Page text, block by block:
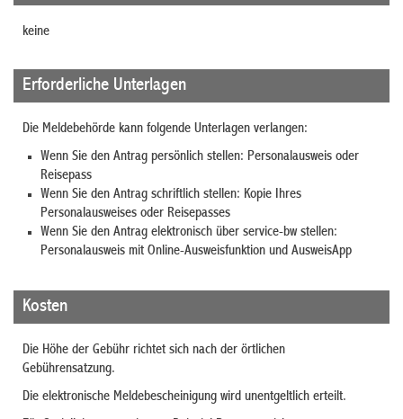
keine
Erforderliche Unterlagen
Die Meldebehörde kann folgende Unterlagen verlangen:
Wenn Sie den Antrag persönlich stellen: Personalausweis oder
Reisepass
Wenn Sie den Antrag schriftlich stellen: Kopie Ihres
Personalausweises oder Reisepasses
Wenn Sie den Antrag elektronisch über service-bw stellen:
Personalausweis mit Online-Ausweisfunktion und AusweisApp
Kosten
Die Höhe der Gebühr richtet sich nach der örtlichen
Gebührensatzung.
Die elektronische Meldebescheinigung wird unentgeltlich erteilt.